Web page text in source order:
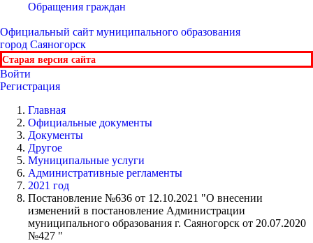
Обращения граждан
Официальный сайт муниципального образования
город Саяногорск
Старая версия сайта
Войти
Регистрация
Главная
Официальные документы
Документы
Другое
Муниципальные услуги
Административные регламенты
2021 год
Постановление №636 от 12.10.2021 "О внесении
изменений в постановление Администрации
муниципального образования г. Саяногорск от 20.07.2020
№427 "